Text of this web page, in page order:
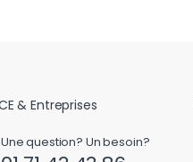
Une question? Un besoin?